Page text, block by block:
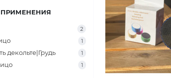
ПРИМЕНЕНИЯ
2
1
декольте|Грудь 1
1